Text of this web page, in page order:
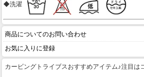
◆洗濯
商品についてのお問い合わせ
お気に入りに登録
カービングトライブスおすすめアイテム♪注目は